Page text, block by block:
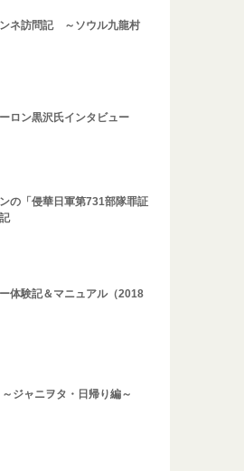
ネ訪問記 ～ソウル九龍村
ロン黒沢氏インタビュー
の「侵華日軍第731部隊罪証
体験記＆マニュアル（2018
ジャニヲタ・日帰り編～